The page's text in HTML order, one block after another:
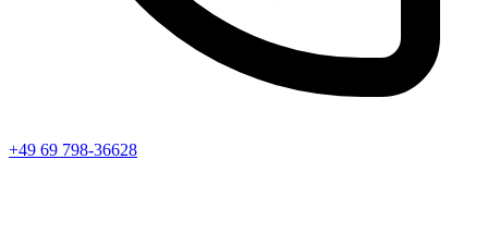
+49 69 798-36628